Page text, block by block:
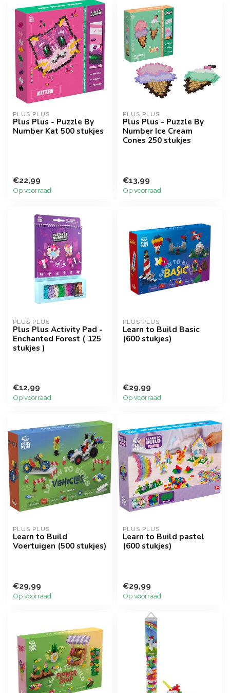
PLUS PLUS
Plus Plus - Puzzle By
Number Kat 500 stukjes
€22,99
Op voorraad
PLUS PLUS
Plus Plus - Puzzle By
Number Ice Cream
Cones 250 stukjes
€13,99
Op voorraad
PLUS PLUS
Plus Plus Activity Pad -
Enchanted Forest ( 125
stukjes )
€12,99
Op voorraad
PLUS PLUS
Learn to Build Basic
(600 stukjes)
€29,99
Op voorraad
PLUS PLUS
Learn to Build
Voertuigen (500 stukjes)
€29,99
Op voorraad
PLUS PLUS
Learn to Build pastel
(600 stukjes)
€29,99
Op voorraad